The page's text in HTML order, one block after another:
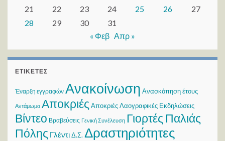
21
22 23 24 25 26
27
28
29 30
31
« Φεβ Απρ »
ΕΤΙΚΈΤΕΣ
Έναρξη εγγραφών Ανακοίνωση Ανασκόπηση έτους
Αντάμωμα Αποκριές Αποκριές Λαογραφικές Εκδηλώσεις
Βίντεο Βραβεύσεις Γενική Συνέλευση Γιορτές Παλιάς
Πόλης ΓλέντιΔ.Σ. Δραστηριότητες